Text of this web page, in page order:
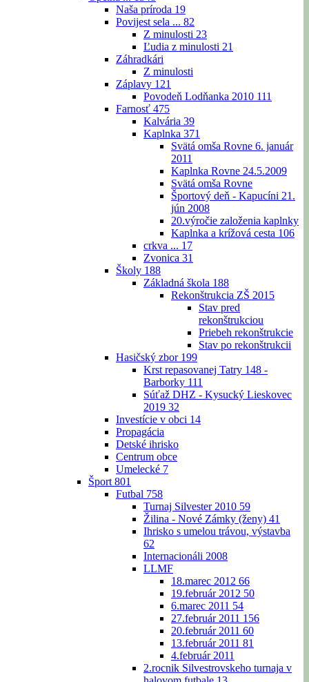
Naša príroda 19
Povijest sela ... 82
Z minulosti 23
Ľudia z minulosti 21
Záhradkári
Z minulosti
Záplavy 121
Povodeň Lodňanka 2010 111
Farnosť 475
Kalvária 39
Kaplnka 371
Svätá omša Rovne 6. január
2011
Kaplnka Rovne 24.5.2009
Svätá omša Rovne
Športový deň - Kapucíni 21.
jún 2008
20.výročie založenia kaplnky
Kaplnka a krížová cesta 106
crkva ... 17
Zvonica 31
Školy 188
Základná škola 188
Rekonštrukcia ZŠ 2015
Stav pred
rekonštrukciou
Priebeh rekonštrukcie
Stav po rekonštrukcii
Hasičský zbor 199
Krst repasovanej Tatry 148 -
Barborky 111
Súťaž DHZ - Kysucký Lieskovec
2019 32
Investície v obci 14
Propagácia
Detské ihrisko
Centrum obce
Umelecké 7
Šport 801
Futbal 758
Turnaj Silvester 2010 59
Žilina - Nové Zámky (ženy) 41
Ihrisko s umelou trávou, výstavba
62
Internacionáli 2008
LLMF
18.marec 2012 66
19.február 2012 50
6.marec 2011 54
27.február 2011 156
20.február 2011 60
13.február 2011 81
4.február 2011
2.rocnik Silvestrovskeho turnaja v